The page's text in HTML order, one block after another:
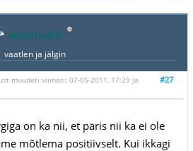
euroruubel
vaatlen ja jälgin
#27
muudeti viimati: 07-05-2011, 17:29 ja
on ka nii, et päris nii ka ei ole
mõtlema positiivselt. Kui ikkagi